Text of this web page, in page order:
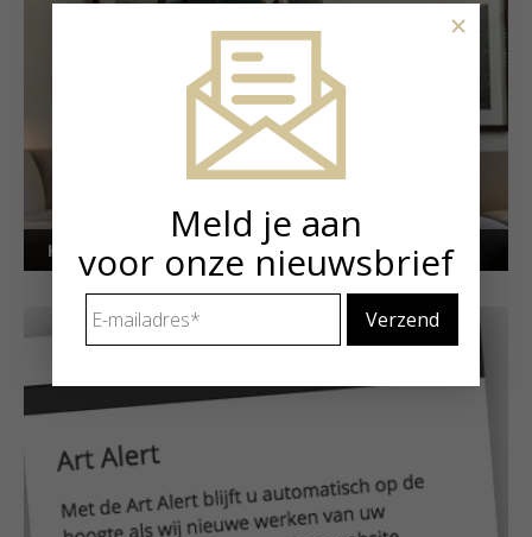
Kunstuitleen voor particulieren
Meld je aan
voor onze nieuwsbrief
mailadres *
×